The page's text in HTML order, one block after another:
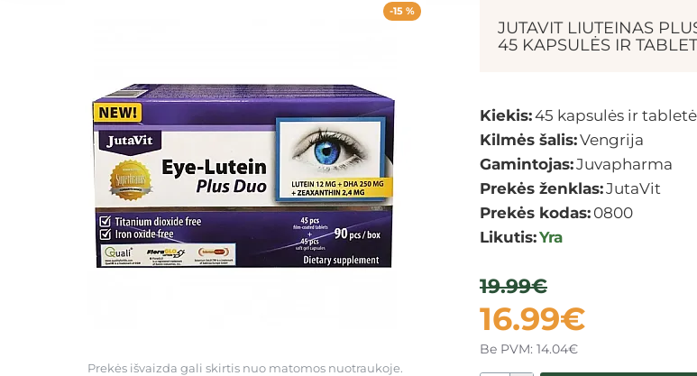
-15 %
Prekės išvaizda gali skirtis nuo matomos nuotraukoje.
JUTAVIT LIUTEINAS
45 KAPSULĖS IR
Kiekis:45 kapsulės ir
Kilmės šalis:Vengrija
Gamintojas:Juvapharma
Prekės ženklas:JutaVit
Prekės kodas: 0800
Likutis:Yra
16.99€
19.99€
Be PVM: 14.04€